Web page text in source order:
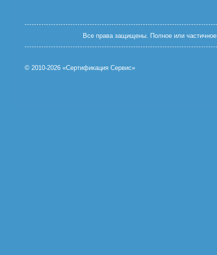
Все права защищены. Полное или частичное
© 2010-2026 «Сертификация Сервис»